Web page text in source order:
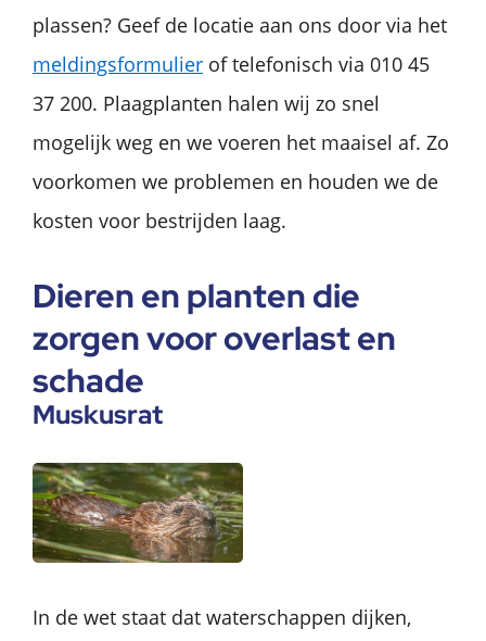
plassen? Geef de locatie aan ons door via het
meldingsformulier of telefonisch via 010 45
37 200. Plaagplanten halen wij zo snel
mogelijk weg en we voeren het maaisel af. Zo
voorkomen we problemen en houden we de
kosten voor bestrijden laag.
Dieren en planten die
zorgen voor overlast en
schade
Muskusrat
In de wet staat dat waterschappen dijken,